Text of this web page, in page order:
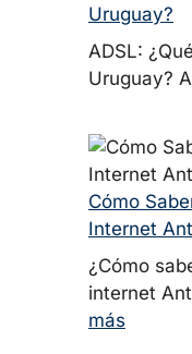
Uruguay?
ADSL:
Uruguay?
Cómo
Internet
¿Cómo
internet
más